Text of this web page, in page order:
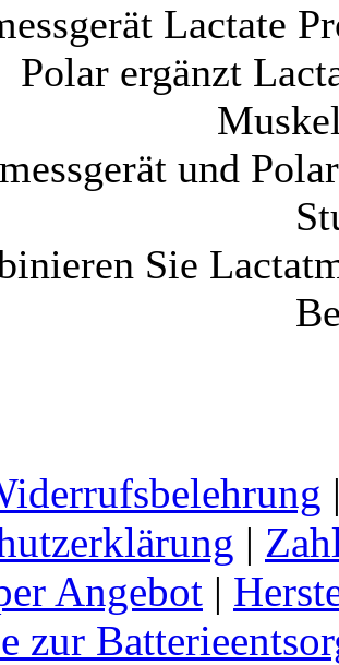
Lactate
Polar ergänzt
und
Sie
|
Angebot |
zur